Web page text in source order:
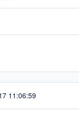
11:06:59